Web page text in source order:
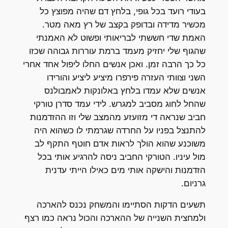
בעודי רועד בכל גופי, בלחץ דם שהיה מפוצץ כל
מכשיר מדידה ובדופק בקצב של רץ מאה מטר.
האמת שדי חששתי לבריאותי ופשוט לא האמנתי
שהגוף שלי יחזיק מעמד ברמת עוררות גבוהה שכזו
כל כך הרבה זמן. ואכן אנשים החלו ליפול אחד אחרי
השני וצוותי העזרה פירפרו מיציע ליציע והורידו
אנשים שלא עמדו בלחץ באלונקות לאמבולנס
שהחל לחוג מסביב למגרש. לידי עמד סדרן טורקי
חביב שנראה די מזועזע מהמצב שלי וזו ההזדמנות
להתנצל בפניו על החרדה שגרמתי לו כשהוא היה
משוכנע שהוא הולך לראות אדם חוטף התקף לב
מול עיניו. הטורקי החביב ניסה להרגיע אותי בכל
הזדמנות והישקה אותי מים כאילו הייתי עדנית
גרניום.
תשעים הדקות הסתיימו והמשחק נכנס להארכה
ולמחצית השנייה של ההארכה והכול נראה כמו רצף